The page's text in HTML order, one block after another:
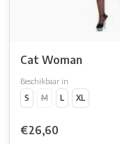
Cat Woman
Beschikbaar in
S
M L XL
€26,60